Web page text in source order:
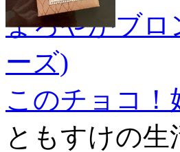
まろやかブロ
ーズ)
このチョコ！
ともすけの生